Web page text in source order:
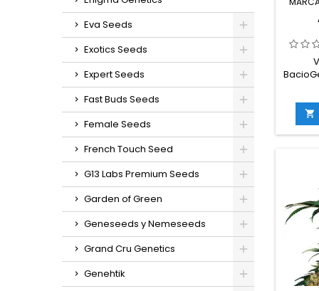
Eva Seeds
Exotics Seeds
Expert Seeds
Fast Buds Seeds
Female Seeds
French Touch Seed
G13 Labs Premium Seeds
Garden of Green
Geneseeds y Nemeseeds
Grand Cru Genetics
Genehtik
Planta
